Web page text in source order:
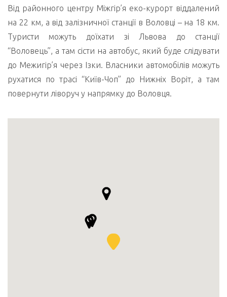
Від районного центру Міжгір’я еко-курорт віддалений
на 22 км, а від залізничної станції в Воловці – на 18 км.
Туристи можуть доїхати зі Львова до станції
“Воловець”, а там сісти на автобус, який буде слідувати
до Межигір’я через Ізки. Власники автомобілів можуть
рухатися по трасі “Київ-Чоп” до Нижніх Воріт, а там
повернути ліворуч у напрямку до Воловця.